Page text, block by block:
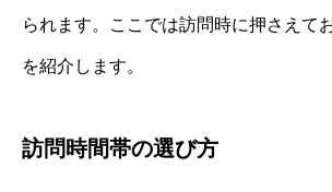
られます。ここでは訪問時に押さえて
を紹介します。
訪問時間帯の選び方